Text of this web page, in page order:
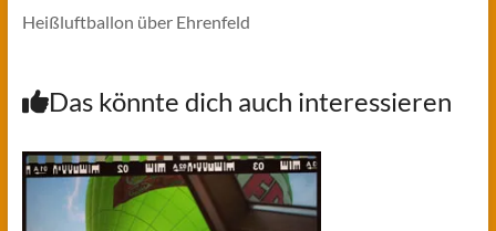
Heißluftballon über Ehrenfeld
Das könnte dich auch interessieren